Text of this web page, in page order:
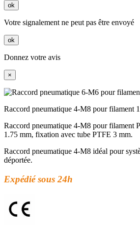
ok
Votre signalement ne peut pas être envoyé
ok
Donnez votre avis
×
Raccord pneumatique 4-M8 pour filament
Raccord pneumatique 4-M8 pour filament
1.75 mm, fixation avec tube PTFE 3 mm.
Raccord pneumatique 4-M8 idéal pour
déportée.
Expédié sous 24h